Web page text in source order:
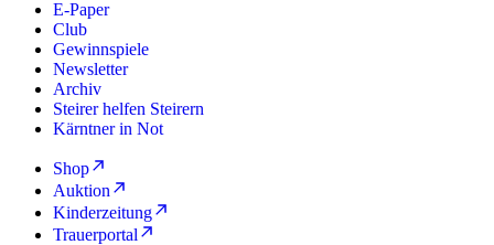
E-Paper
Club
Gewinnspiele
Newsletter
Archiv
Steirer helfen Steirern
Kärntner in Not
Shop
Auktion
Kinderzeitung
Trauerportal